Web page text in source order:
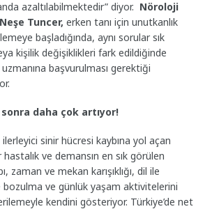
azaltılabilmektedir” diyor. Nöroloji
Tuncer, erken tanı için unutkanlık
başladığında, aynı sorular sık
kişilik değişiklikleri fark edildiğinde
başvurulması gerektiği
sonra daha çok artıyor!
sinir hücresi kaybına yol açan
ve demansın en sık görülen
zaman ve mekan karışıklığı, dil ile
ve günlük yaşam aktivitelerini
kendini gösteriyor. Türkiye’de net